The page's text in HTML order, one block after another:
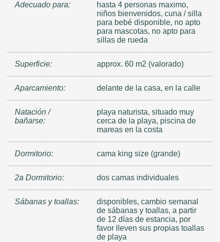
Adecuado para:
hasta 4 personas maximo,
niños bienvenidos, cuna / silla
para bebé disponible, no apto
para mascotas, no apto para
sillas de rueda
Superficie: approx. 60 m2 (valorado)
Aparcamiento: delante de la casa, en la calle
Natación /
bañarse:
playa naturista, situado muy
cerca de la playa, piscina de
mareas en la costa
Dormitorio: cama king size (grande)
2a Dormitorio: dos camas individuales
Sábanas y toallas:
disponibles, cambio semanal
de sábanas y toallas, a partir
de 12 días de estancia, por
favor lleven sus propias toallas
de playa